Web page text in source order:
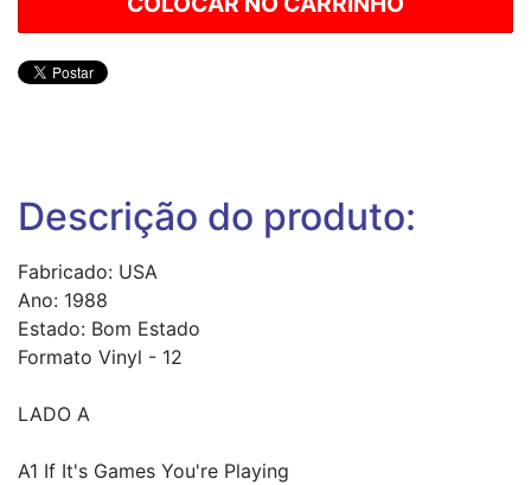
Descrição do produto:
Fabricado: USA
Ano: 1988
Estado: Bom Estado
Formato Vinyl - 12
LADO A
A1 If It's Games You're Playing